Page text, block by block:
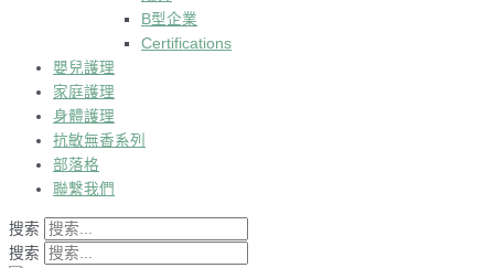
B型企業
Certifications
嬰兒護理
家庭護理
身體護理
抗敏無香系列
部落格
聯繫我們
搜索
搜索